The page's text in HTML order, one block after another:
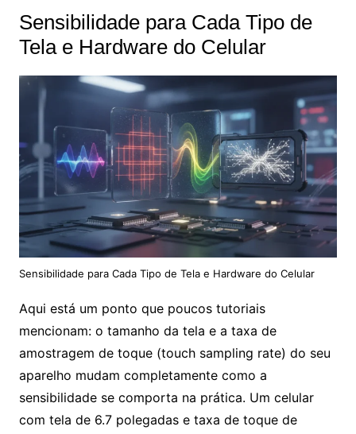
Sensibilidade para Cada Tipo de
Tela e Hardware do Celular
Sensibilidade para Cada Tipo de Tela e Hardware do Celular
Aqui está um ponto que poucos tutoriais
mencionam: o tamanho da tela e a taxa de
amostragem de toque (touch sampling rate) do seu
aparelho mudam completamente como a
sensibilidade se comporta na prática. Um celular
com tela de 6.7 polegadas e taxa de toque de